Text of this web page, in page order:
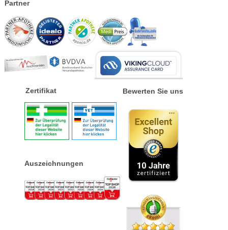
Partner
Zertifikat
Auszeichnungen
Bewerten Sie uns